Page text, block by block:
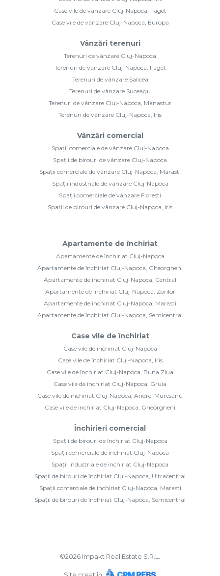
Case vile de vânzare Cluj-Napoca, Faget
Case vile de vânzare Cluj-Napoca, Europa
Vânzări terenuri
Terenuri de vânzare Cluj-Napoca
Terenuri de vânzare Cluj-Napoca, Faget
Terenuri de vânzare Salicea
Terenuri de vânzare Suceagu
Terenuri de vânzare Cluj-Napoca, Manastur
Terenuri de vânzare Cluj-Napoca, Iris
Vânzări comercial
Spații comerciale de vânzare Cluj-Napoca
Spații de birouri de vânzare Cluj-Napoca
Spații comerciale de vânzare Cluj-Napoca, Marasti
Spații industriale de vânzare Cluj-Napoca
Spații comerciale de vânzare Floresti
Spații de birouri de vânzare Cluj-Napoca, Iris
Apartamente de închiriat
Apartamente de închiriat Cluj-Napoca
Apartamente de închiriat Cluj-Napoca, Gheorgheni
Apartamente de închiriat Cluj-Napoca, Central
Apartamente de închiriat Cluj-Napoca, Zorilor
Apartamente de închiriat Cluj-Napoca, Marasti
Apartamente de închiriat Cluj-Napoca, Semicentral
Case vile de închiriat
Case vile de închiriat Cluj-Napoca
Case vile de închiriat Cluj-Napoca, Iris
Case vile de închiriat Cluj-Napoca, Buna Ziua
Case vile de închiriat Cluj-Napoca, Gruia
Case vile de închiriat Cluj-Napoca, Andrei Muresanu
Case vile de închiriat Cluj-Napoca, Gheorgheni
Închirieri comercial
Spații de birouri de închiriat Cluj-Napoca
Spații comerciale de închiriat Cluj-Napoca
Spații industriale de închiriat Cluj-Napoca
Spații de birouri de închiriat Cluj-Napoca, Ultracentral
Spații comerciale de închiriat Cluj-Napoca, Marasti
Spații de birouri de închiriat Cluj-Napoca, Semicentral
©2026 Impakt Real Estate S.R.L.